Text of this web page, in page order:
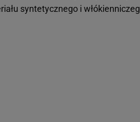
syntetycznego i